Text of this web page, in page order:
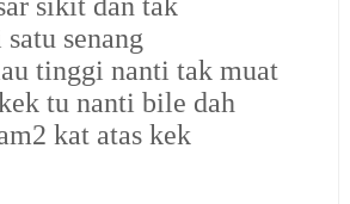
sikit dan tak
senang
tinggi nanti tak muat
tu nanti bile dah
kat atas kek